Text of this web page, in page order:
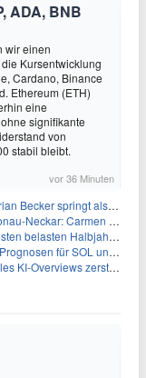
ADA, BNB
wir einen
Kursentwicklung
Cardano, Binance
Ethereum (ETH)
eine
signifikante
von
stabil bleibt.
vor 36 Minuten
springt als Leiter ein
übernimmt Aufsichtsratsvorsitz
Halbjahresergebnis
Zusammenfassung vom 7. August
das Traffic-Geschäftsmodell